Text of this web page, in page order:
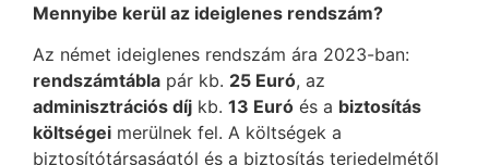
Mennyibe kerül az ideiglenes rendszám?
Az német ideiglenes rendszám ára 2023-ban:
rendszámtábla pár kb. 25 Euró, az
adminisztrációs díj kb. 13 Euró és a biztosítás
költségei merülnek fel. A költségek a
biztosítótársaságtól és a biztosítás terjedelmétől